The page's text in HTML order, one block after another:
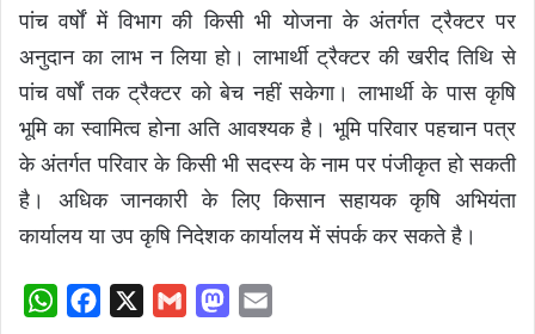
पांच वर्षों में विभाग की किसी भी योजना के अंतर्गत ट्रैक्टर पर
अनुदान का लाभ न लिया हो। लाभार्थी ट्रैक्टर की खरीद तिथि से
पांच वर्षों तक ट्रैक्टर को बेच नहीं सकेगा। लाभार्थी के पास कृषि
भूमि का स्वामित्व होना अति आवश्यक है। भूमि परिवार पहचान पत्र
के अंतर्गत परिवार के किसी भी सदस्य के नाम पर पंजीकृत हो सकती
है। अधिक जानकारी के लिए किसान सहायक कृषि अभियंता
कार्यालय या उप कृषि निदेशक कार्यालय में संपर्क कर सकते है।
W
M